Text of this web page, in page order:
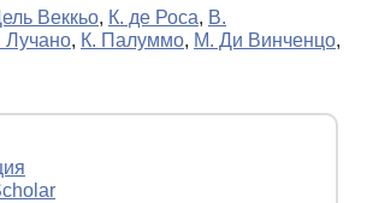
Веккьо, К. де Роса, В.
Лучано, К. Палуммо, М. Ди Винченцо,